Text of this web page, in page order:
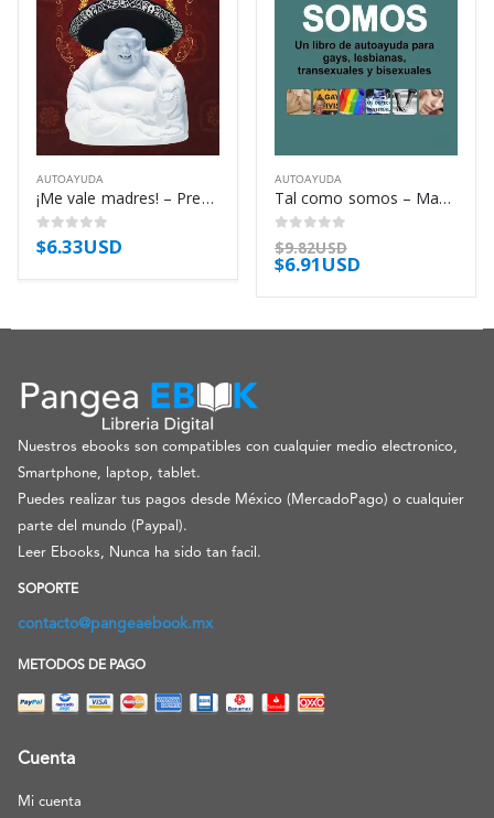
AUTOAYUDA
¡Me vale madres! – Prem Dayal
0out of 5
$6.33USD
AUTOAYUDA
Tal como somos – Manuel Ángel Soriano Gil
0out of 5
$9.82USD
$6.91USD
Nuestros ebooks son compatibles con cualquier medio electronico,
Smartphone, laptop, tablet.
Puedes realizar tus pagos desde México (MercadoPago) o cualquier
parte del mundo (Paypal).
Leer Ebooks, Nunca ha sido tan facil.
SOPORTE
contacto@pangeaebook.mx
METODOS DE PAGO
Cuenta
Mi cuenta